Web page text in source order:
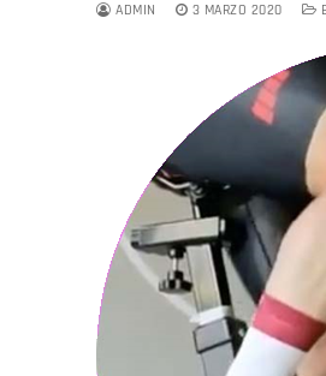
ADMIN 3 MARZO 2020